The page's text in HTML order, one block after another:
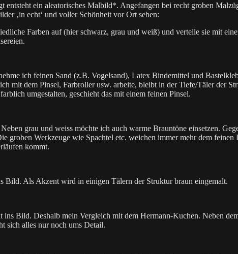
ein aleatorisches Malbild*. Angefangen bei recht groben
‚in echt‘ und voller Schönheit vor Ort sehen:
Farben auf (hier schwarz, grau und weiß) und verteile sie mit
ich feinen Sand (z.B. Vogelsand), Latex Bindemittel und
mit dem Pinsel, Farbroller usw. arbeite, bleibt in der Tiefe/Täler der
umgestalten, geschieht das mit einem feinen Pinsel.
grau und weiss möchte ich auch warme Brauntöne einsetzen.
Werkzeuge wie Spachtel etc. weichen immer mehr dem feinen
kommt.
Bild. Als Akzent wird in einigen Tälern der Struktur braun eingemalt.
Bild. Deshalb mein Vergleich mit dem Hermann-Kuchen. Neben
sich alles nur noch ums Detail.